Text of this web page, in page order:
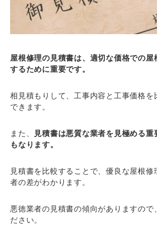
屋根修理の見積書は、適切な価格での屋
するために重要です。
相見積もりして、工事内容と工事価格を
できます。
また、
見積書は悪質な業者を見極める重
もなります。
見積書を比較することで、優良な屋根修
者の差がわかります。
悪徳業者の見積書の傾向がありますので
ださい。